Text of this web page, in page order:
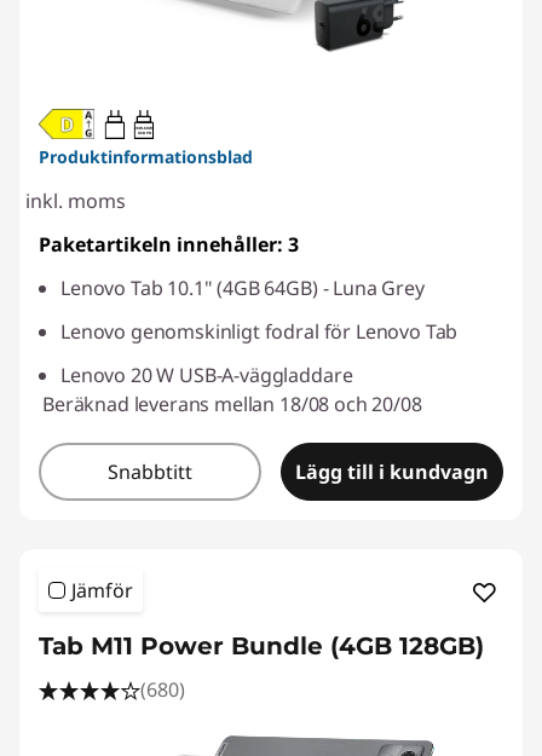
20W-60W
USB PD
Produktinformationsblad
inkl. moms
Paketartikeln innehåller: 3
Lenovo Tab 10.1" (4GB 64GB) - Luna Grey
Lenovo genomskinligt fodral för Lenovo Tab
Lenovo 20 W USB-A-väggladdare
Beräknad leverans mellan 18/08 och 20/08
Snabbtitt Lägg till i kundvagn
Jämför
Tab M11 Power Bundle (4GB 128GB)
(680)